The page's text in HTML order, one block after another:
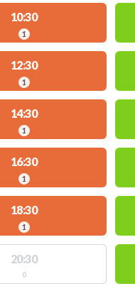
10:30
1
12:30
1
14:30
1
16:30
1
18:30
1
20:30
0